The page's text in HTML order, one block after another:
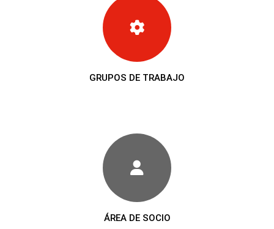
GRUPOS DE TRABAJO
ÁREA DE SOCIO